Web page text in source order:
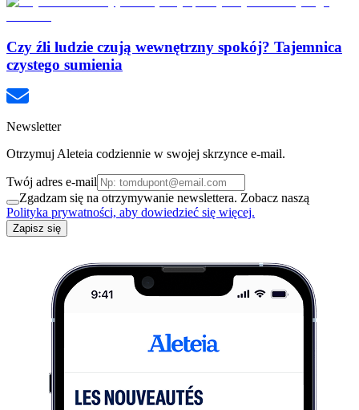
Czy źli ludzie czują wewnętrzny spokój? Tajemnica
czystego sumienia
Newsletter
Otrzymuj Aleteia codziennie w swojej skrzynce e-mail.
Twój adres e-mail
Zgadzam się na otrzymywanie newslettera. Zobacz naszą
Polityka prywatności, aby dowiedzieć się więcej.
Zapisz się